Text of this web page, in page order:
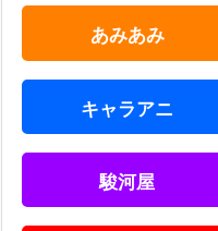
あみあみ
キャラアニ
駿河屋